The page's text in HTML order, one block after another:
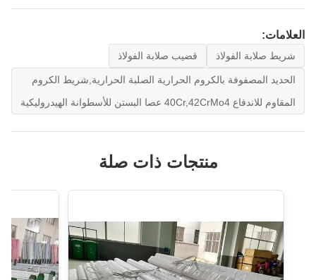
العلامات:
شريط صلابة الفولاذ قضيب صلابة الفولاذ
الحديد المصفوفة بالكروم الحرارية الصلبة الحرارية,شريط الكروم
المقاوم للاندفاع 40Cr,42CrMo4 عصا البستن للأسطوانة الهيدروليكية
منتجات ذات صلة